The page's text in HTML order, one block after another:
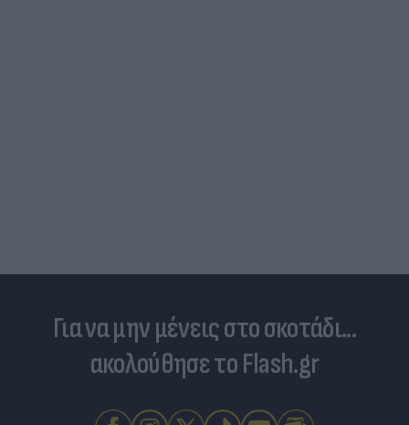
Για να μην μένεις στο σκοτάδι...
ακολούθησε το Flash.gr